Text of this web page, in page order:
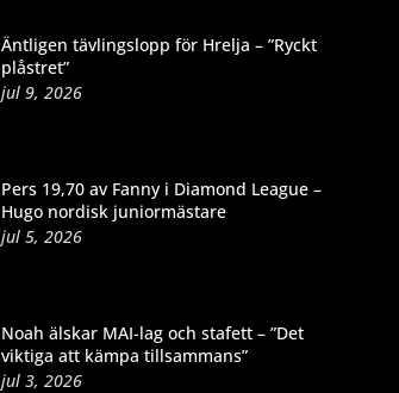
Äntligen tävlingslopp för Hrelja – ”Ryckt
plåstret”
jul 9, 2026
Pers 19,70 av Fanny i Diamond League –
Hugo nordisk juniormästare
jul 5, 2026
Noah älskar MAI-lag och stafett – ”Det
viktiga att kämpa tillsammans”
jul 3, 2026